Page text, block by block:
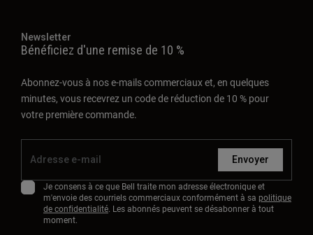
Newsletter
Bénéficiez d'une remise de 10 %
Abonnez-vous à nos e-mails commerciaux et, en quelques
minutes, vous recevrez un code de réduction de 10 % pour
votre première commande.
Envoyer
Je consens à ce que Bell traite mon adresse électronique et
m'envoie des courriels commerciaux conformément à sa politique
de confidentialité. Les abonnés peuvent se désabonner à tout
moment.